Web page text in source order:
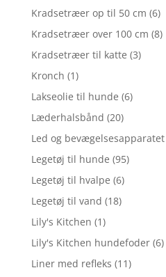
Kradsetræer op til 50 cm (6)
Kradsetræer over 100 cm (8)
Kradsetræer til katte (3)
Kronch (1)
Lakseolie til hunde (6)
Læderhalsbånd (20)
Led og bevægelsesapparatet
Legetøj til hunde (95)
Legetøj til hvalpe (6)
Legetøj til vand (18)
Lily's Kitchen (1)
Lily's Kitchen hundefoder (6)
Liner med refleks (11)